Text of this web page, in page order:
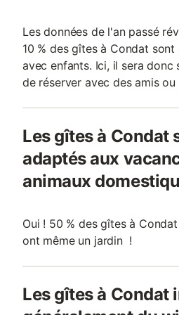
Les données de l'an passé
10 % des gîtes à Condat
avec enfants. Ici, il sera donc
de réserver avec des amis ou
Les gîtes à Condat
adaptés aux
animaux
Oui ! 50 % des gîtes à
ont même un jardin !
Les gîtes à Condat